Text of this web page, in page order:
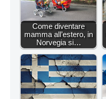
Come diventare
mamma all’estero, in
Norvegia si…